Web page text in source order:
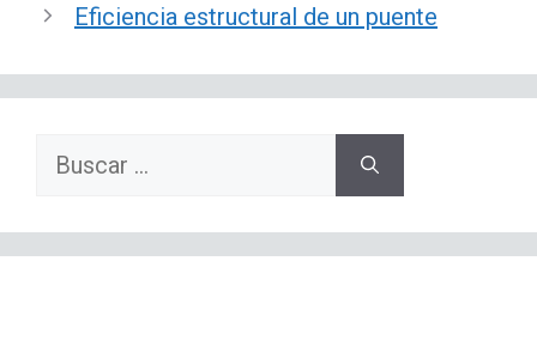
Eficiencia estructural de un puente
Buscar: